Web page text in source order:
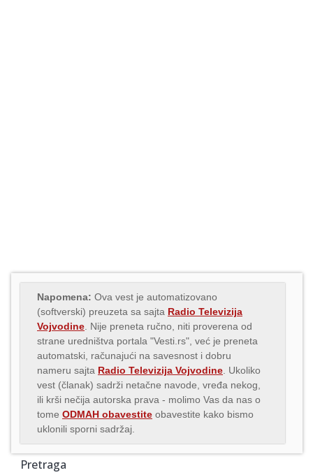
Napomena: Ova vest je automatizovano
(softverski) preuzeta sa sajta Radio Televizija
Vojvodine . Nije preneta ručno, niti proverena od
strane uredništva portala "Vesti.rs", već je preneta
automatski, računajući na savesnost i dobru
nameru sajta Radio Televizija Vojvodine . Ukoliko
vest (članak) sadrži netačne navode, vređa nekog,
ili krši nečija autorska prava - molimo Vas da nas o
tome ODMAH obavestite obavestite kako bismo
uklonili sporni sadržaj.
Pretraga